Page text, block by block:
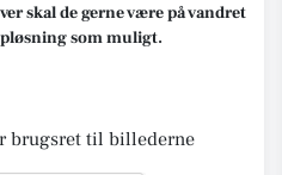
skal de gerne være på vandret
som muligt.
brugsret til billederne